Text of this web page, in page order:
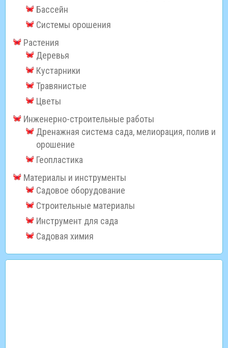
Бассейн
Системы орошения
Растения
Деревья
Кустарники
Травянистые
Цветы
Инженерно-строительные работы
Дренажная система сада, мелиорация, полив и
орошение
Геопластика
Материалы и инструменты
Садовое оборудование
Строительные материалы
Инструмент для сада
Садовая химия